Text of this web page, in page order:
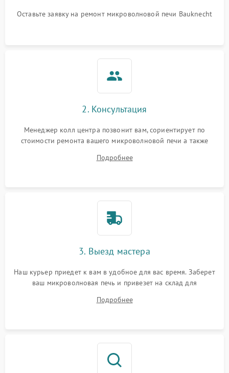
Оставьте заявку на ремонт микроволновой печи Bauknecht
2. Консультация
Менеджер колл центра позвонит вам, сориентирует по
стоимости ремонта вашего микроволновой печи а также
Подробнее
3. Выезд мастера
Наш курьер приедет к вам в удобное для вас время. Заберет
ваш микроволновая печь и привезет на склад для
Подробнее